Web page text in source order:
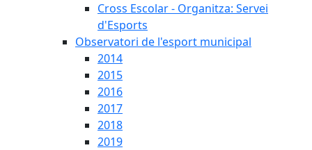
Cross Escolar - Organitza: Servei
d'Esports
Observatori de l'esport municipal
2014
2015
2016
2017
2018
2019